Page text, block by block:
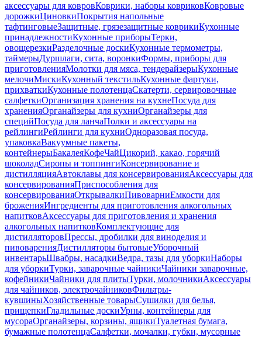
аксессуары для ковровКоврики, наборы ковриковКовровые
дорожкиЦиновкиПокрытия напольные
тафтинговыеЗащитные, грязезащитные коврикиКухонные
принадлежностиКухонные приборыТерки,
овощерезкиРазделочные доскиКухонные термометры,
таймерыДуршлаги, сита, воронкиФормы, приборы для
приготовленияМолотки для мяса, тендерайзерыКухонные
мелочиМискиКухонный текстильКухонные фартуки,
прихваткиКухонные полотенцаСкатерти, сервировочные
салфеткиОрганизация хранения на кухнеПосуда для
храненияОрганайзеры для кухниОрганайзеры для
специйПосуда для ланчаПолки и аксессуары на
рейлингиРейлинги для кухниОдноразовая посуда,
упаковкаВакуумные пакеты,
контейнерыБакалеяКофеЧайЦикорий, какао, горячий
шоколадСиропы и топпингиКонсервирование и
дистилляцияАвтоклавы для консервированияАксессуары для
консервированияПриспособления для
консервированияОткрывалкиПивоварниЕмкости для
броженияИнгредиенты для приготовления алкогольных
напитковАксессуары для приготовления и хранения
алкогольных напитковКомплектующие для
дистилляторовПрессы, дробилки для виноделия и
пивоваренияДистилляторы бытовыеУборочный
инвентарьШвабры, насадкиВедра, тазы для уборкиНаборы
для уборкиТурки, заварочные чайникиЧайники заварочные,
кофейникиЧайники для плитыТурки, молочникиАксессуары
для чайников, электрочайниковФильтры-
кувшиныХозяйственные товарыСушилки для белья,
прищепкиГладильные доскиУрны, контейнеры для
мусораОрганайзеры, корзины, ящикиТуалетная бумага,
бумажные полотенцаСалфетки, мочалки, губки, мусорные